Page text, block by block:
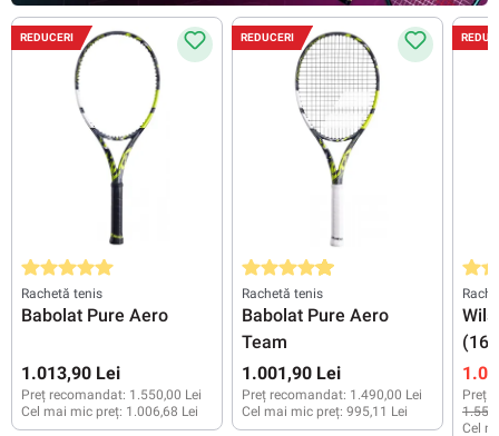
REDUCERI
Evaluarea medie de 5 din 5 stele
Rachetă tenis
Babolat Pure Aero
1.013,90 Lei
Preț recomandat: 1.550,00 Lei
Cel mai mic preț: 1.006,68 Lei
REDUCERI
Evaluarea medie de 4.8 din 5 stele
Rachetă tenis
Babolat Pure Aero
Team
1.001,90 Lei
Preț recomandat: 1.490,00 Lei
Cel mai mic preț: 995,11 Lei
Preț
Cel